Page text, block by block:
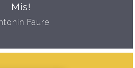
Mis!
Faure